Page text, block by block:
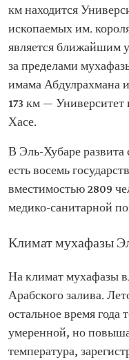
км находится
ископаемых им.
является ближайшим
за пределами
имама Абдулрахмана
173 км —
Хасе.
В Эль-Хубаре развита
есть восемь
вместимостью 2809
медико-санитарной
Климат мухафазы
На климат мухафазы
Арабского залива.
остальное время года
умеренной, но
температура,